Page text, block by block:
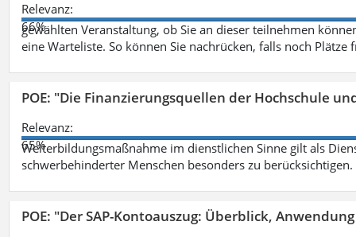
Relevanz:
66%
gewählten Veranstaltung, ob Sie an dieser teilnehmen
eine Warteliste. So können Sie nachrücken, falls noch Plätze
POE: "Die Finanzierungsquellen der Hochschule
Relevanz:
65%
Weiterbildungsmaßnahme im dienstlichen Sinne gilt als
schwerbehinderter Menschen besonders zu berücksichtigen.
POE: "Der SAP-Kontoauszug: Überblick,